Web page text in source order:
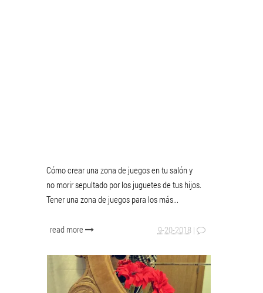
Cómo crear una zona de juegos en tu salón y
no morir sepultado por los juguetes de tus hijos.
Tener una zona de juegos para los más...
read more 9-20-2018 |